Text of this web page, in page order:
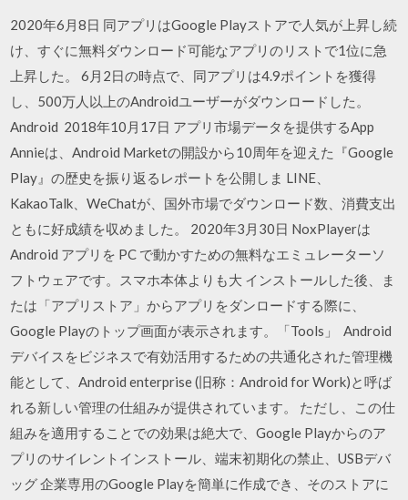
2020年6月8日 同アプリはGoogle Playストアで人気が上昇し続
け、すぐに無料ダウンロード可能なアプリのリストで1位に急
上昇した。 6月2日の時点で、同アプリは4.9ポイントを獲得
し、500万人以上のAndroidユーザーがダウンロードした。
Android 2018年10月17日 アプリ市場データを提供するApp
Annieは、Android Marketの開設から10周年を迎えた『Google
Play』の歴史を振り返るレポートを公開しま LINE、
KakaoTalk、WeChatが、国外市場でダウンロード数、消費支出
ともに好成績を収めました。 2020年3月30日 NoxPlayerは
Android アプリを PC で動かすための無料なエミュレーターソ
フトウェアです。スマホ本体よりも大 インストールした後、ま
たは「アプリストア」からアプリをダンロードする際に、
Google Playのトップ画面が表示されます。「Tools」 Android
デバイスをビジネスで有効活用するための共通化された管理機
能として、Android enterprise (旧称：Android for Work)と呼ば
れる新しい管理の仕組みが提供されています。 ただし、この仕
組みを適用することでの効果は絶大で、Google Playからのア
プリのサイレントインストール、端末初期化の禁止、USBデバ
ッグ 企業専用のGoogle Playを簡単に作成でき、そのストアに